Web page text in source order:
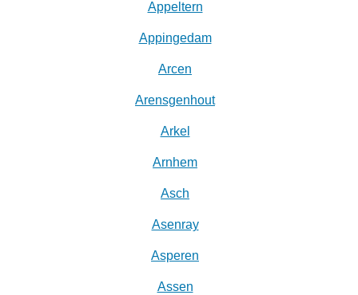
Appeltern
Appingedam
Arcen
Arensgenhout
Arkel
Arnhem
Asch
Asenray
Asperen
Assen